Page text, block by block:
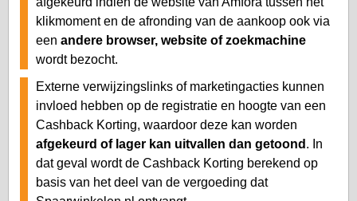
klikmoment en de afronding van de aankoop ook via
een andere browser, website of zoekmachine
wordt bezocht.
Externe verwijzingslinks of marketingacties kunnen
invloed hebben op de registratie en hoogte van een
Cashback Korting, waardoor deze kan worden
afgekeurd of lager kan uitvallen dan getoond . In
dat geval wordt de Cashback Korting berekend op
basis van het deel van de vergoeding dat